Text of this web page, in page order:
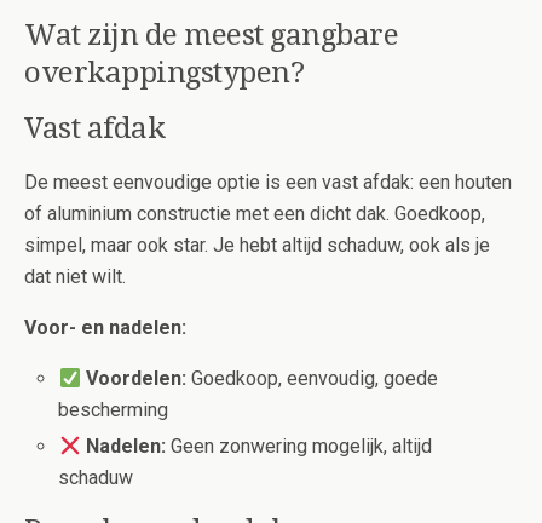
Wat zijn de meest gangbare
overkappingstypen?
Vast afdak
De meest eenvoudige optie is een vast afdak: een houten
of aluminium constructie met een dicht dak. Goedkoop,
simpel, maar ook star. Je hebt altijd schaduw, ook als je
dat niet wilt.
Voor- en nadelen:
Voordelen: Goedkoop, eenvoudig, goede
bescherming
Nadelen: Geen zonwering mogelijk, altijd
schaduw